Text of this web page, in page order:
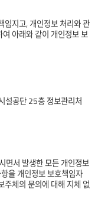
지고, 개인정보 처리와 관
아래와 같이 개인정보 보
설공단 25층 정보관리처
면서 발생한 모든 개인정보
을 개인정보 보호책임자
주체의 문의에 대해 지체 없